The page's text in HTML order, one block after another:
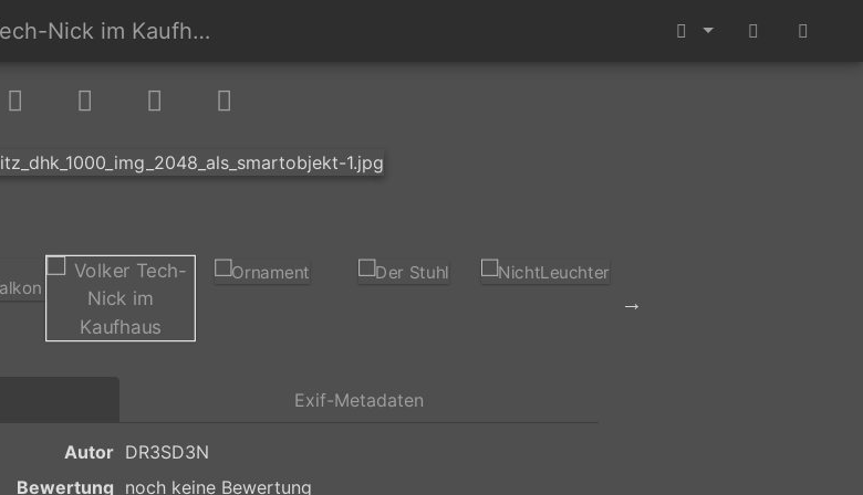
Nick im Kaufhaus
Exif-Metadaten
Autor DR3SD3N
Bewertung noch keine Bewertung